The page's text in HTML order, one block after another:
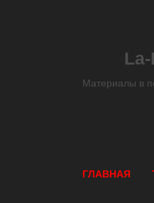
Материалы в
ГЛАВНАЯ